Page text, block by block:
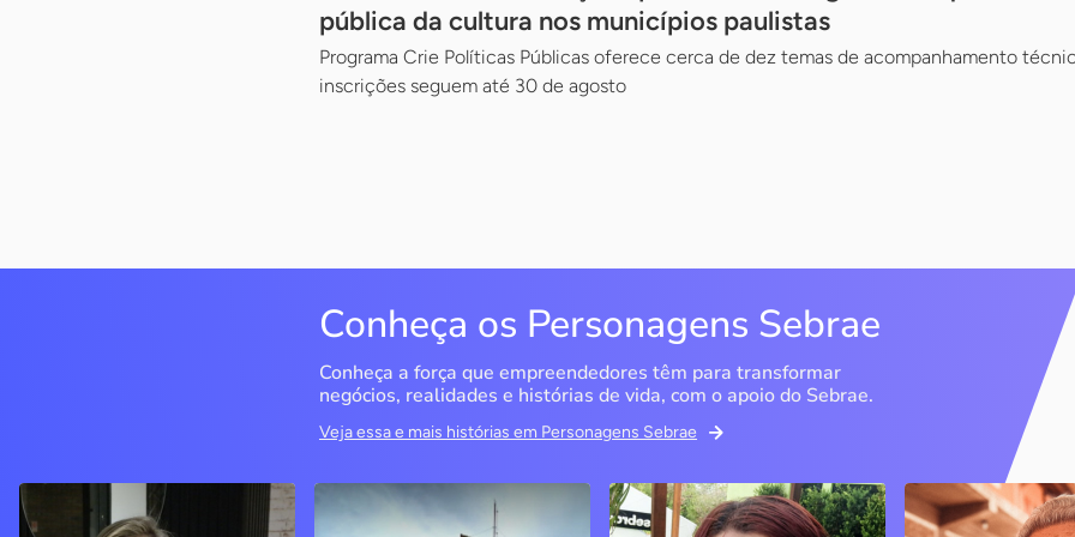
pública da cultura nos municípios paulistas
Programa Crie Políticas Públicas oferece cerca de dez temas de acompanhamento
inscrições seguem até 30 de agosto
Conheça os Personagens Sebrae
Conheça a força que empreendedores têm para transformar
negócios, realidades e histórias de vida, com o apoio do Sebrae.
Veja essa e mais histórias em Personagens Sebrae
Delucci
Infoecia Software
Memória Ancestral Espedito